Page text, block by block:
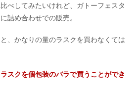
べしてみたいけれど、ガトーフェスタ
詰め合わせでの販売。
、かなりの量のラスクを買わなくては
ラスクを個包装のバラで買うことができ